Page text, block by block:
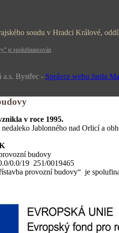
soudu v Hradci Králové,
je spolufinancován
a.s. Bystřec - Správce webu Jarda
v roce 1995.
Jablonného nad Orlicí a
budovy
0.0/19 251/0019465
provozní budovy“ je